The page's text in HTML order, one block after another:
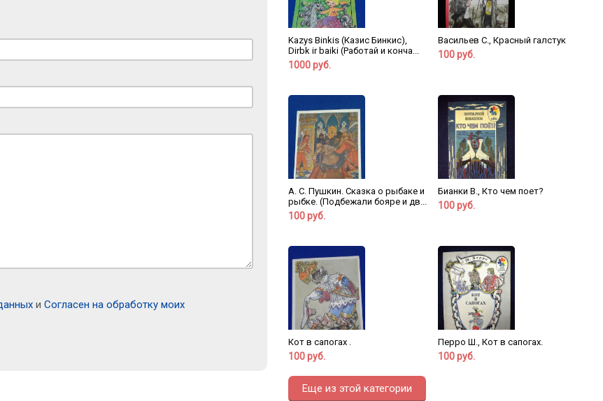
и Согласен на обработку моих
Kazys Binkis (Казис Бинкис),
Dirbk ir baiki (Работай и конча...
1000 руб.
Васильев С., Красный галстук
100 руб.
А. С. Пушкин. Сказка о рыбаке и
рыбке. (Подбежали бояре и дв...
100 руб.
Бианки В., Кто чем поет?
100 руб.
Кот в сапогах .
100 руб.
Перро Ш., Кот в сапогах.
100 руб.
Еще из этой категории